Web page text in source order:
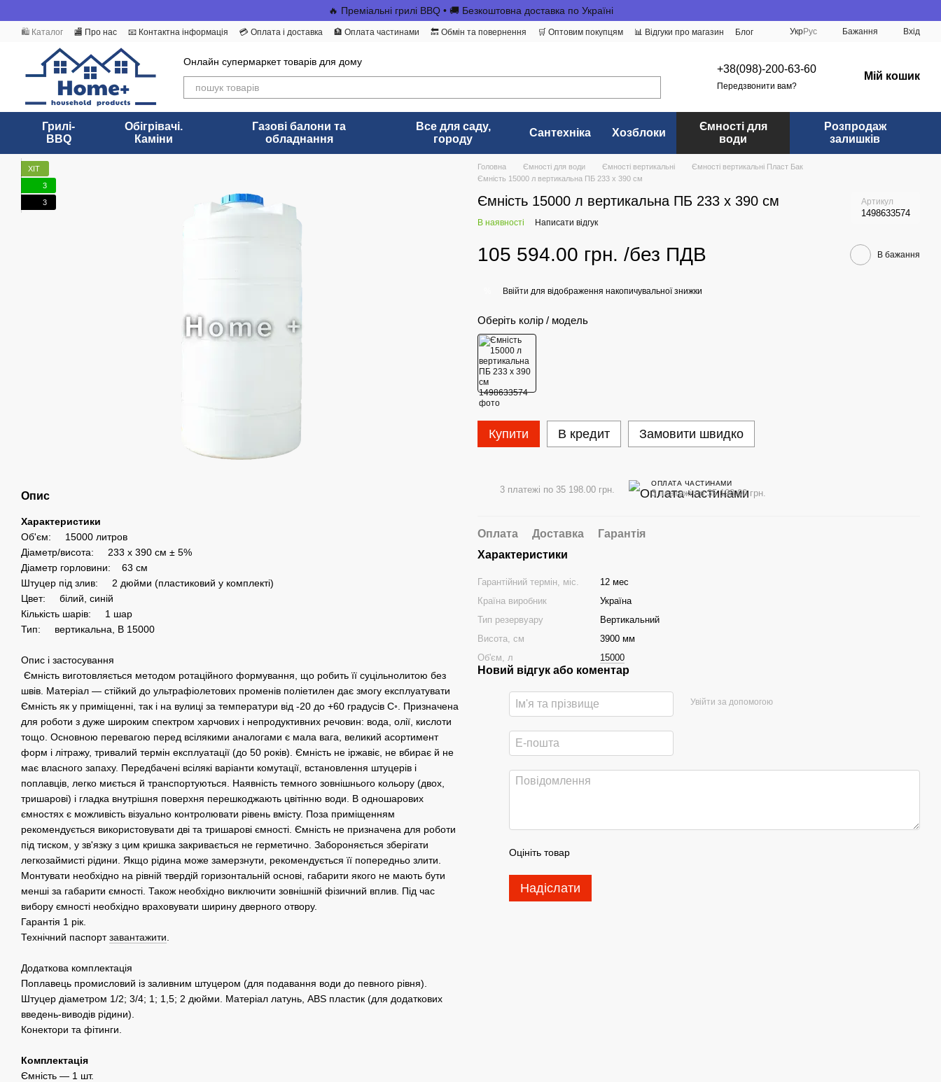
🔥 Преміальні грилі BBQ • 🚚 Безкоштовна доставка по Україні
🛍️ Каталог 🏬 Про нас 📧 Контактна інформація 💳 Оплата і доставка 🏦 Оплата частинами 🔙 Обмін та повернення 🛒 Оптовим покупцям 📊 Відгуки про магазин
Блог
Бренди
Угода користувача
УкрРус Бажання Вхід
Онлайн супермаркет товарів для дому
+38(098)-200-63-60
Передзвонити вам?
Мій кошик
Грилі-
BBQ
Обігрівачі.
Каміни
Газові балони та
обладнання
Все для саду,
городу
Сантехніка Хозблоки
Ємності для
води
Розпродаж
залишків
ХІТ
3
3
Опис
Характеристики
Об'єм: 15000 литров
Діаметр/висота: 233 x 390 см ± 5%
Діаметр горловини: 63 см
Штуцер під злив: 2 дюйми (пластиковий у комплекті)
Цвет: білий, синій
Кількість шарів: 1 шар
Тип: вертикальна, В 15000
Опис і застосування
Ємність виготовляється методом ротаційного формування, що робить її суцільнолитою без
швів. Матеріал — стійкий до ультрафіолетових променів поліетилен дає змогу експлуатувати
Ємність як у приміщенні, так і на вулиці за температури від -20 до +60 градусів С◦. Призначена
для роботи з дуже широким спектром харчових і непродуктивних речовин: вода, олії, кислоти
тощо. Основною перевагою перед всілякими аналогами є мала вага, великий асортимент
форм і літражу, тривалий термін експлуатації (до 50 років). Ємність не іржавіє, не вбирає й не
має власного запаху. Передбачені всілякі варіанти комутації, встановлення штуцерів і
поплавців, легко миється й транспортуються. Наявність темного зовнішнього кольору (двох,
тришарові) і гладка внутрішня поверхня перешкоджають цвітінню води. В одношарових
ємностях є можливість візуально контролювати рівень вмісту. Поза приміщенням
рекомендується використовувати дві та тришарові ємності. Ємність не призначена для роботи
під тиском, у зв'язку з цим кришка закривається не герметично. Забороняється зберігати
легкозаймисті рідини. Якщо рідина може замерзнути, рекомендується її попередньо злити.
Монтувати необхідно на рівній твердій горизонтальній основі, габарити якого не мають бути
менші за габарити ємності. Також необхідно виключити зовнішній фізичний вплив. Під час
вибору ємності необхідно враховувати ширину дверного отвору.
Гарантія 1 рік.
Технічний паспортзавантажити
Додаткова комплектація
Поплавець промисловий із заливним штуцером (для подавання води до певного рівня).
Штуцер діаметром 1/2; 3/4; 1; 1,5; 2 дюйми. Матеріал латунь, ABS пластик (для додаткових
введень-виводів рідини).
Конектори та фітинги.
Комплектація
Ємність — 1 шт.
Головна Ємності для води Ємності вертикальні
Ємності вертикальні Пласт Бак
Ємність 15000 л вертикальна ПБ 233 x 390 см
Ємність 15000 л вертикальна ПБ 233 x 390 см Артикул
1498633574
В наявності Написати відгук
105 594.00 грн. /без ПДВ В бажання
Ввійти для відображення накопичувальної знижки
Оберіть колір / модель
Купити В кредит Замовити швидко
3 платежі по 35 198.00 грн.
ОПЛАТА ЧАСТИНАМИ
3 платежі по 35 198.00 грн.
Оплата Доставка
Гарантія
Характеристики
Гарантійний термін, міс.
12 мес
Країна виробник
Україна
Тип резервуару
Вертикальний
Висота, см
3900 мм
Об'єм, л
15000
Новий відгук або коментар
Увійти за допомогою
Оцініть товар
Надіслати